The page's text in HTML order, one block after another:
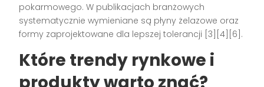
pokarmowego. W publikacjach branżowych
systematycznie wymieniane są płyny żelazowe oraz
formy zaprojektowane dla lepszej tolerancji [3][4][6].
Które trendy rynkowe i